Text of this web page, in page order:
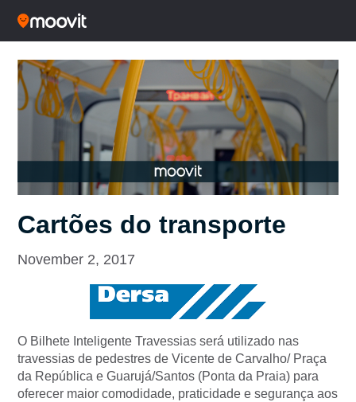
Cartões do transporte
November 2, 2017
O Bilhete Inteligente Travessias será utilizado nas
travessias de pedestres de Vicente de Carvalho/ Praça
da República e Guarujá/Santos (Ponta da Praia) para
oferecer maior comodidade, praticidade e segurança aos